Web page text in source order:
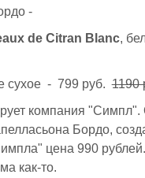
-
de Citran Blanc,
сухое - 799 руб.1190
компания "Симпл".
Бордо,
цена 990
как-то.